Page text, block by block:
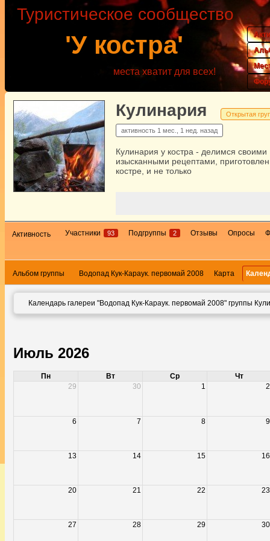
'У костра'
Туристическое сообщество
места хватит для всех!
Кулинария Открытая
активность 1 мес., 1 нед. назад
Кулинария у костра - делимся своими
изысканными рецептами,
костре, и не только
Активность Участники 93 Подгруппы 2 Отзывы Опросы
Альбом группы Водопад Кук-Караук. первомай 2008 Карта
Календарь галереи "Водопад Кук-Караук. первомай 2008" группы
Июль 2026
Пн Вт Ср
Чт
29
30 1 2
6 7 8 9
13 14 15 16
20 21 22 23
27 28 29 30